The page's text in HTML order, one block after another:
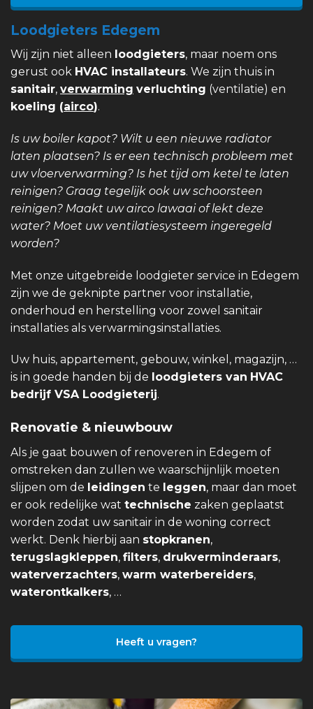
Loodgieters Edegem
Wij zijn niet alleen loodgieters, maar noem ons
gerust ook HVAC installateurs. We zijn thuis in
sanitair, verwarming verluchting (ventilatie) en
koeling (airco).
Is uw boiler kapot? Wilt u een nieuwe radiator
laten plaatsen? Is er een technisch probleem met
uw vloerverwarming? Is het tijd om ketel te laten
reinigen? Graag tegelijk ook uw schoorsteen
reinigen? Maakt uw airco lawaai of lekt deze
water? Moet uw ventilatiesysteem ingeregeld
worden?
Met onze uitgebreide loodgieter service in Edegem
zijn we de geknipte partner voor installatie,
onderhoud en herstelling voor zowel sanitair
installaties als verwarmingsinstallaties.
Uw huis, appartement, gebouw, winkel, magazijn, …
is in goede handen bij de loodgieters van HVAC
bedrijf VSA Loodgieterij.
Renovatie & nieuwbouw
Als je gaat bouwen of renoveren in Edegem of
omstreken dan zullen we waarschijnlijk moeten
slijpen om de leidingen te leggen, maar dan moet
er ook redelijke wat technische zaken geplaatst
worden zodat uw sanitair in de woning correct
werkt. Denk hierbij aan stopkranen,
terugslagkleppen, filters, drukverminderaars,
waterverzachters, warm waterbereiders,
waterontkalkers, …
Heeft u vragen?